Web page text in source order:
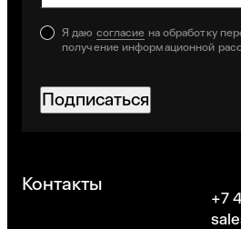
Я даю согласие на обработку
получение информационной
Подписаться
Контакты
+7